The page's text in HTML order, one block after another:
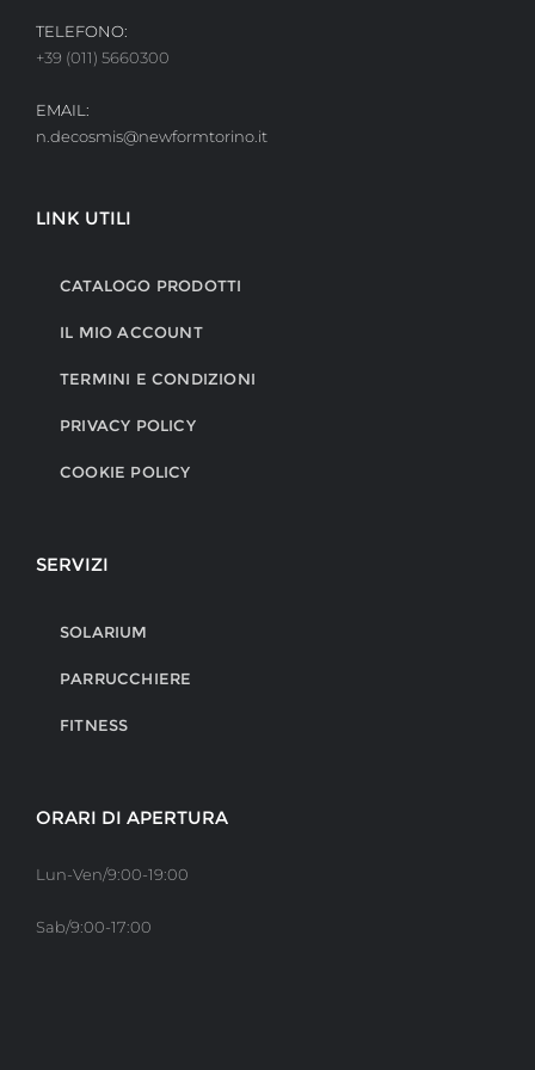
TELEFONO:
+39 (011) 5660300
EMAIL:
n.decosmis@newformtorino.it
LINK UTILI
CATALOGO PRODOTTI
IL MIO ACCOUNT
TERMINI E CONDIZIONI
PRIVACY POLICY
COOKIE POLICY
SERVIZI
SOLARIUM
PARRUCCHIERE
FITNESS
ORARI DI APERTURA
Lun-Ven/9:00-19:00
Sab/9:00-17:00